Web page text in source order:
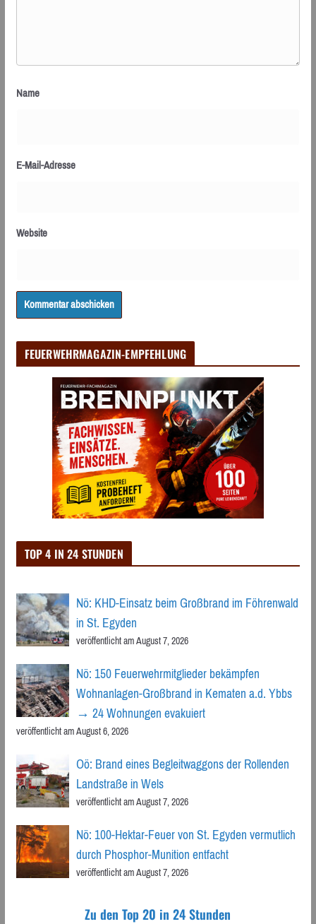
Name
E-Mail-Adresse
Website
FEUERWEHRMAGAZIN-EMPFEHLUNG
TOP 4 IN 24 STUNDEN
Nö: KHD-Einsatz beim Großbrand im Föhrenwald
in St. Egyden
veröffentlicht am August 7, 2026
Nö: 150 Feuerwehrmitglieder bekämpfen
Wohnanlagen-Großbrand in Kematen a.d. Ybbs
→ 24 Wohnungen evakuiert
veröffentlicht am August 6, 2026
Oö: Brand eines Begleitwaggons der Rollenden
Landstraße in Wels
veröffentlicht am August 7, 2026
Nö: 100-Hektar-Feuer von St. Egyden vermutlich
durch Phosphor-Munition entfacht
veröffentlicht am August 7, 2026
Zu den Top 20 in 24 Stunden